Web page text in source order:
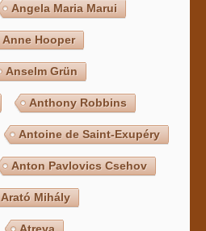
Angela Maria Marui
Anne Hooper
Anselm Grün
Anthony Robbins
Antoine de Saint-Exupéry
Anton Pavlovics Csehov
Arató Mihály
Atreya